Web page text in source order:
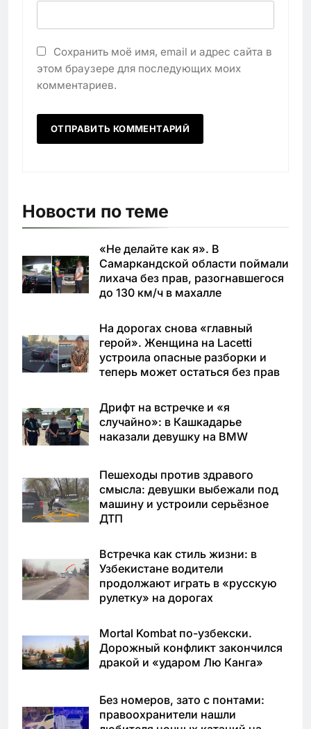
Сохранить моё имя, email и адрес сайта в
этом браузере для последующих моих
комментариев.
Новости по теме
«Не делайте как я». В
Самаркандской области поймали
лихача без прав, разогнавшегося
до 130 км/ч в махалле
На дорогах снова «главный
герой». Женщина на Lacetti
устроила опасные разборки и
теперь может остаться без прав
Дрифт на встречке и «я
случайно»: в Кашкадарье
наказали девушку на BMW
Пешеходы против здравого
смысла: девушки выбежали под
машину и устроили серьёзное
ДТП
Встречка как стиль жизни: в
Узбекистане водители
продолжают играть в «русскую
рулетку» на дорогах
Mortal Kombat по-узбекски.
Дорожный конфликт закончился
дракой и «ударом Лю Канга»
Без номеров, зато с понтами:
правоохранители нашли